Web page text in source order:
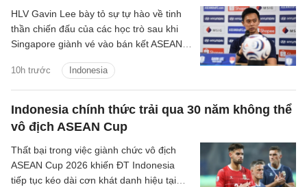
10h trước Indonesia
HLV Gavin Lee bày tỏ sự tự hào về tinh
thần chiến đấu của các học trò sau khi
Singapore giành vé vào bán kết ASEAN
loại ngay từ vòng bảng.
Indonesia chính thức trải qua 30 năm không thể
vô địch ASEAN Cup
Thất bại trong việc giành chức vô địch
ASEAN Cup 2026 khiến ĐT Indonesia
tiếp tục kéo dài cơn khát danh hiệu tại